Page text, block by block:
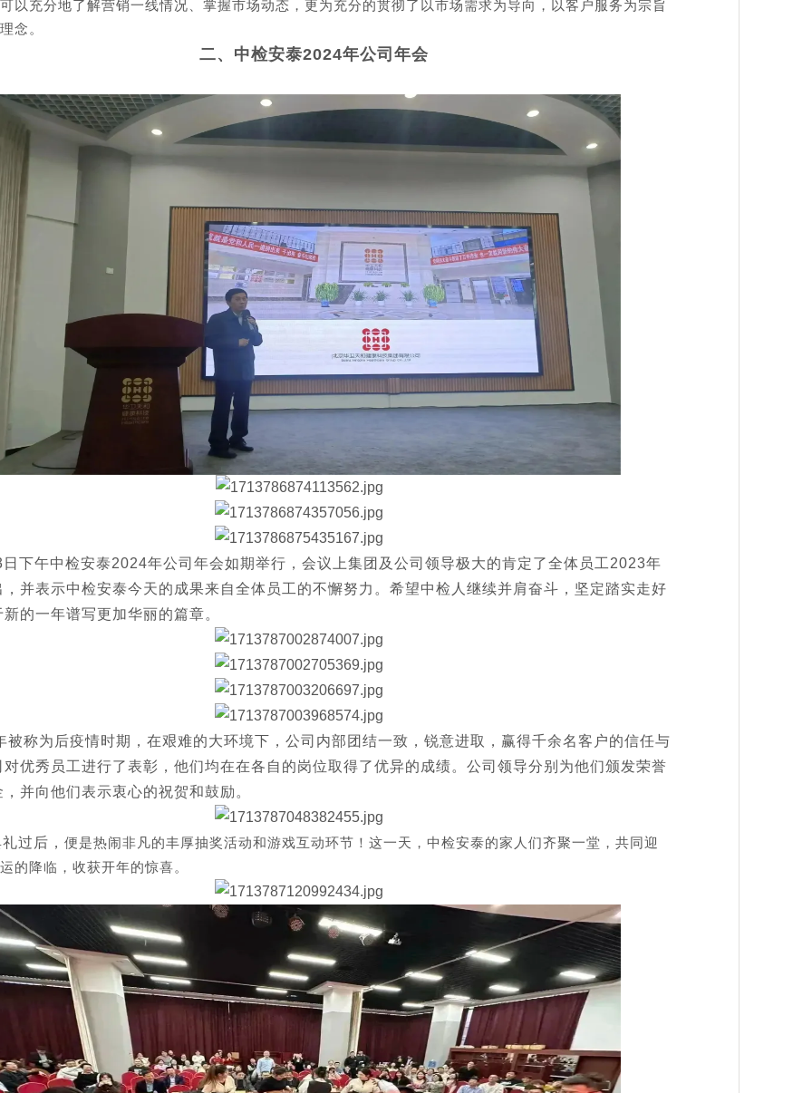
以充分地了解营销一线情况、掌握市场动态，更为充分的贯彻了以市场需求为导向，以客户服务为宗旨
念。
二、中检安泰2024年公司年会
下午中检安泰2024年公司年会如期举行，会议上集团及公司领导极大的肯定了全体员工2023年
，并表示中检安泰今天的成果来自全体员工的不懈努力。希望中检人继续并肩奋斗，坚定踏实走好
的一年谱写更加华丽的篇章。
被称为后疫情时期，在艰难的大环境下，公司内部团结一致，锐意进取，赢得千余名客户的信任与
对优秀员工进行了表彰，他们均在在各自的岗位取得了优异的成绩。公司领导分别为他们颁发荣誉
并向他们表示衷心的祝贺和鼓励。
过后， 便是热闹非凡的丰厚抽奖活动和游戏互动环节！这一天，中检安泰的家人们齐聚一堂，共同迎
的降临，收获开年的惊喜。